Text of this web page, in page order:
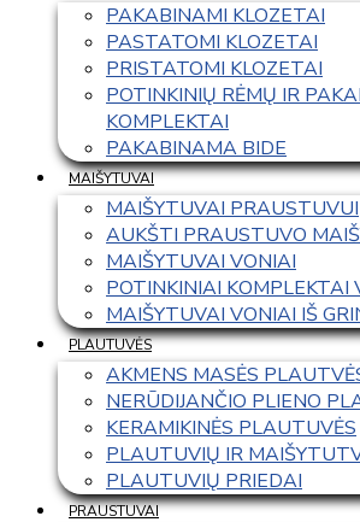
PAKABINAMI KLOZETAI
PASTATOMI KLOZETAI
PRISTATOMI KLOZETAI
POTINKINIŲ RĖMŲ IR
KOMPLEKTAI
PAKABINAMA BIDE
MAIŠYTUVAI
MAIŠYTUVAI PRAUSTUVUI
AUKŠTI PRAUSTUVO
MAIŠYTUVAI VONIAI
POTINKINIAI KOMPLEKTAI
MAIŠYTUVAI VONIAI IŠ
PLAUTUVĖS
AKMENS MASĖS
NERŪDIJANČIO PLIENO
KERAMIKINĖS PLAUTUVĖS
PLAUTUVIŲ IR
PLAUTUVIŲ PRIEDAI
PRAUSTUVAI